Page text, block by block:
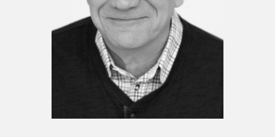
Espace médias